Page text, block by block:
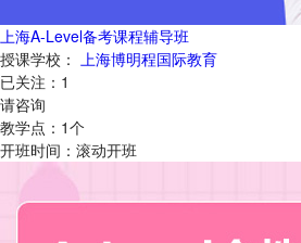
上海A-Level备考课程辅导班
授课学校：
上海博明程国际教育
已关注： 1
请咨询
教学点： 1个
开班时间： 滚动开班